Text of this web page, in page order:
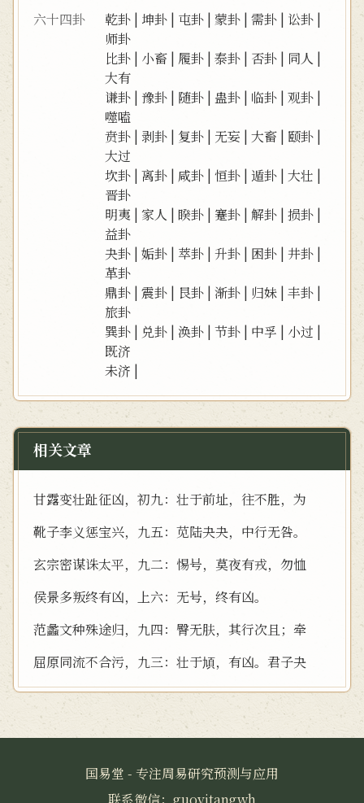
六十四卦
乾卦 | 坤卦 | 屯卦 |蒙卦 |需卦 | 讼卦 |
师卦
比卦 | 小畜 | 履卦 |泰卦 | 否卦 | 同人 |
大有
谦卦 |豫卦 | 随卦 | 蛊卦 | 临卦 |观卦 |
噬嗑
贲卦 | 剥卦 | 复卦 | 无妄 |大畜 | 颐卦 |
大过
坎卦 |离卦 | 咸卦 |恒卦 |遁卦 |大壮 |
晋卦
明夷 |家人 |睽卦 | 蹇卦 |解卦 |损卦 |
益卦
夬卦 |姤卦 | 萃卦 |升卦 | 困卦 |井卦 |
革卦
鼎卦 |震卦 | 艮卦 |渐卦 | 归妹 |丰卦 |
旅卦
巽卦 | 兑卦 |涣卦 |节卦 | 中孚 | 小过 |
既济
未济 |
相关文章
甘露变壮趾征凶，初九：壮于前址，往不胜，为
靴子李义惩宝兴，九五：苋陆夬夬，中行无咎。
玄宗密谋诛太平，九二：惕号，莫夜有戎，勿恤
侯景多叛终有凶，上六：无号，终有凶。
范蠡文种殊途归，九四：臀无肤，其行次且；牵
屈原同流不合污，九三：壮于頄，有凶。君子夬
国易堂 - 专注周易研究预测与应用